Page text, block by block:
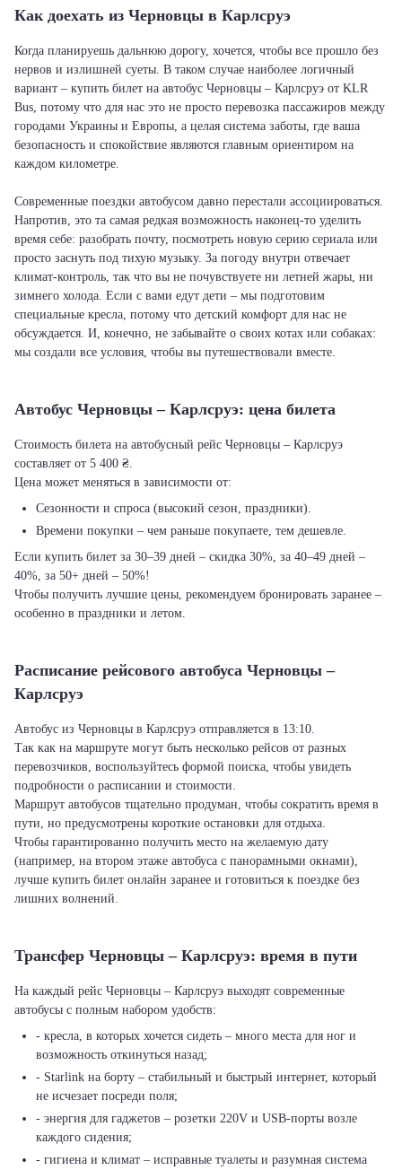
Как доехать из Черновцы в Карлсруэ
Когда планируешь дальнюю дорогу, хочется, чтобы все прошло без
нервов и излишней суеты. В таком случае наиболее логичный
вариант – купить билет на автобус Черновцы – Карлсруэ от KLR
Bus, потому что для нас это не просто перевозка пассажиров между
городами Украины и Европы, а целая система заботы, где ваша
безопасность и спокойствие являются главным ориентиром на
каждом километре.
Современные поездки автобусом давно перестали ассоциироваться.
Напротив, это та самая редкая возможность наконец-то уделить
время себе: разобрать почту, посмотреть новую серию сериала или
просто заснуть под тихую музыку. За погоду внутри отвечает
климат-контроль, так что вы не почувствуете ни летней жары, ни
зимнего холода. Если с вами едут дети – мы подготовим
специальные кресла, потому что детский комфорт для нас не
обсуждается. И, конечно, не забывайте о своих котах или собаках:
мы создали все условия, чтобы вы путешествовали вместе.
Автобус Черновцы – Карлсруэ: цена билета
Стоимость билета на автобусный рейс Черновцы – Карлсруэ
составляет от 5 400 ₴.
Цена может меняться в зависимости от:
Сезонности и спроса (высокий сезон, праздники).
Времени покупки – чем раньше покупаете, тем дешевле.
Если купить билет за 30–39 дней – скидка 30%, за 40–49 дней –
40%, за 50+ дней – 50%!
Чтобы получить лучшие цены, рекомендуем бронировать заранее –
особенно в праздники и летом.
Расписание рейсового автобуса Черновцы –
Карлсруэ
Автобус из Черновцы в Карлсруэ отправляется в 13:10.
Так как на маршруте могут быть несколько рейсов от разных
перевозчиков, воспользуйтесь формой поиска, чтобы увидеть
подробности о расписании и стоимости.
Маршрут автобусов тщательно продуман, чтобы сократить время в
пути, но предусмотрены короткие остановки для отдыха.
Чтобы гарантированно получить место на желаемую дату
(например, на втором этаже автобуса с панорамными окнами),
лучше купить билет онлайн заранее и готовиться к поездке без
лишних волнений.
Трансфер Черновцы – Карлсруэ: время в пути
На каждый рейс Черновцы – Карлсруэ выходят современные
автобусы с полным набором удобств:
- кресла, в которых хочется сидеть – много места для ног и
возможность откинуться назад;
- Starlink на борту – стабильный и быстрый интернет, который
не исчезает посреди поля;
- энергия для гаджетов – розетки 220V и USB-порты возле
каждого сидения;
- гигиена и климат – исправные туалеты и разумная система